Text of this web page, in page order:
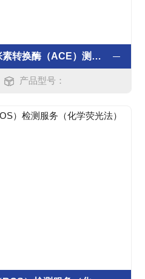
血管紧张素转换酶（ACE）测定检测服务
产品型号：